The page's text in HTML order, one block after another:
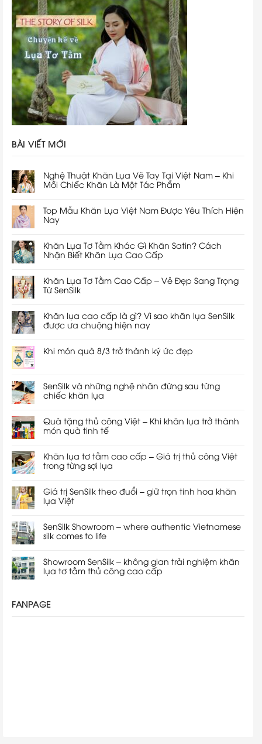
BÀI VIẾT MỚI
Nghệ Thuật Khăn Lụa Vẽ Tay Tại Việt Nam – Khi
Mỗi Chiếc Khăn Là Một Tác Phẩm
Top Mẫu Khăn Lụa Việt Nam Được Yêu Thích Hiện
Nay
Khăn Lụa Tơ Tằm Khác Gì Khăn Satin? Cách
Nhận Biết Khăn Lụa Cao Cấp
Khăn Lụa Tơ Tằm Cao Cấp – Vẻ Đẹp Sang Trọng
Từ SenSilk
Khăn lụa cao cấp là gì? Vì sao khăn lụa SenSilk
được ưa chuộng hiện nay
Khi món quà 8/3 trở thành ký ức đẹp
SenSilk và những nghệ nhân đứng sau từng
chiếc khăn lụa
Quà tặng thủ công Việt – Khi khăn lụa trở thành
món quà tinh tế
Khăn lụa tơ tằm cao cấp – Giá trị thủ công Việt
trong từng sợi lụa
Giá trị SenSilk theo đuổi – giữ trọn tinh hoa khăn
lụa Việt
SenSilk Showroom – where authentic Vietnamese
silk comes to life
Showroom SenSilk – không gian trải nghiệm khăn
lụa tơ tằm thủ công cao cấp
FANPAGE